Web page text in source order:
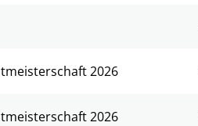
2026
2026